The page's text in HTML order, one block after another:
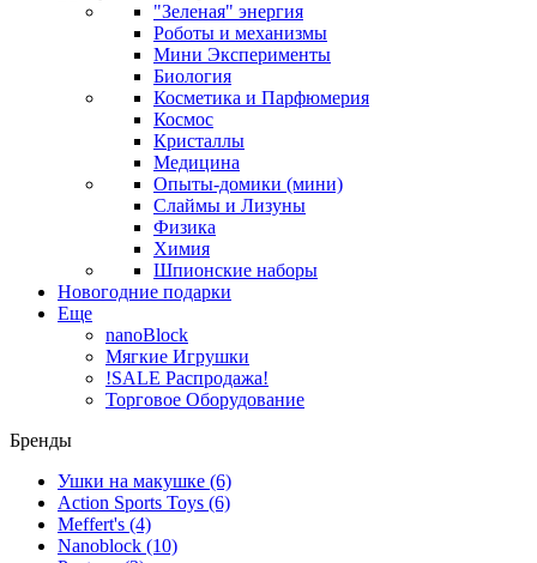
"Зеленая" энергия
Роботы и механизмы
Мини Эксперименты
Биология
Косметика и Парфюмерия
Космос
Кристаллы
Медицина
Опыты-домики (мини)
Слаймы и Лизуны
Физика
Химия
Шпионские наборы
Новогодние подарки
Еще
nanoBlock
Мягкие Игрушки
!SALE Распродажа!
Торговое Оборудование
Бренды
Ушки на макушке (6)
Action Sports Toys (6)
Meffert's (4)
Nanoblock (10)